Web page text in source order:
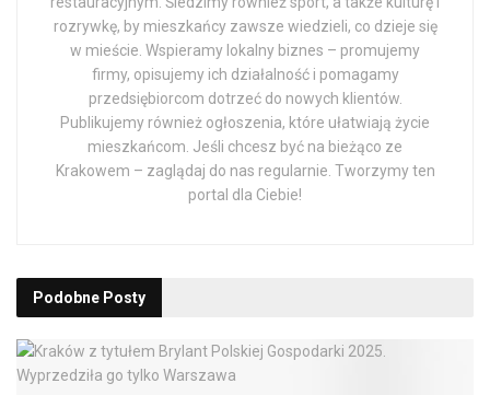
rozrywkę, by mieszkańcy zawsze wiedzieli, co dzieje się
w mieście. Wspieramy lokalny biznes – promujemy
firmy, opisujemy ich działalność i pomagamy
przedsiębiorcom dotrzeć do nowych klientów.
Publikujemy również ogłoszenia, które ułatwiają życie
mieszkańcom. Jeśli chcesz być na bieżąco ze
Krakowem – zaglądaj do nas regularnie. Tworzymy ten
portal dla Ciebie!
Podobne Posty